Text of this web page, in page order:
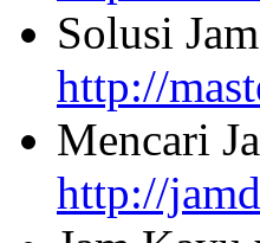
Solusi
http://
Mencari
http://